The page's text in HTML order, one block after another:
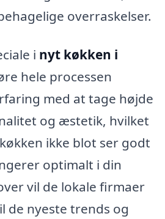
overraskelser.
i nyt køkken i
hele processen
med at tage højde
og æstetik, hvilket
ikke blot ser godt
optimalt i din
vil de lokale firmaer
de nyeste trends og